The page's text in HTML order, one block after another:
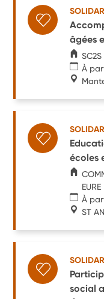
âgées
À
écoles
EURE
À
ST
social